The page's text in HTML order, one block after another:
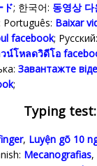
ド; 한국어: 동영상
Português: Baixar
facebook; Русский:
น์โหลดวิดีโอ
Завантажте
;
Typing test:
, Luyện gõ 10
Mecanografias,